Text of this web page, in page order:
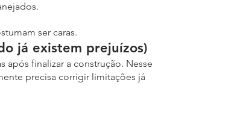
ser caras.
já existem prejuízos)
após finalizar a construção. Nesse
precisa corrigir limitações já